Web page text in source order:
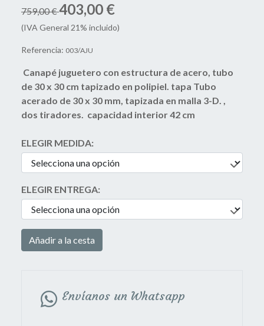
759,00 €403,00 €
(IVA General 21% incluido)
Referencia: 003/AJU
Canapé juguetero con estructura de acero, tubo
de 30 x 30 cm tapizado en polipiel. tapa Tubo
acerado de 30 x 30 mm, tapizada en malla 3-D. ,
dos tiradores. capacidad interior 42 cm
ELEGIR MEDIDA:
ELEGIR ENTREGA:
Añadir a la cesta
Envíanos un Whatsapp